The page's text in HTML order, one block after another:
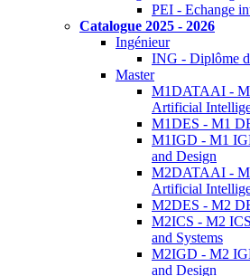
PEI - Echange
Catalogue 2025 - 2026
Ingénieur
ING - Diplôme
Master
M1DATAAI -
Artificial
M1DES - M1
M1IGD - M1
and Design
M2DATAAI -
Artificial
M2DES - M2
M2ICS - M2
and Systems
M2IGD - M2
and Design